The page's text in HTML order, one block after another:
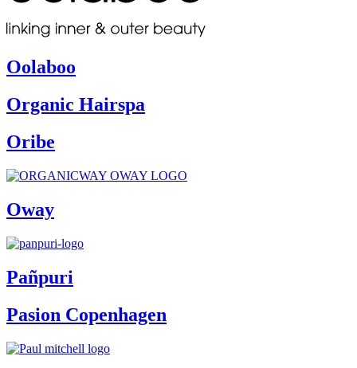
Oolaboo
Organic Hairspa
Oribe
Oway
Pañpuri
Pasion Copenhagen